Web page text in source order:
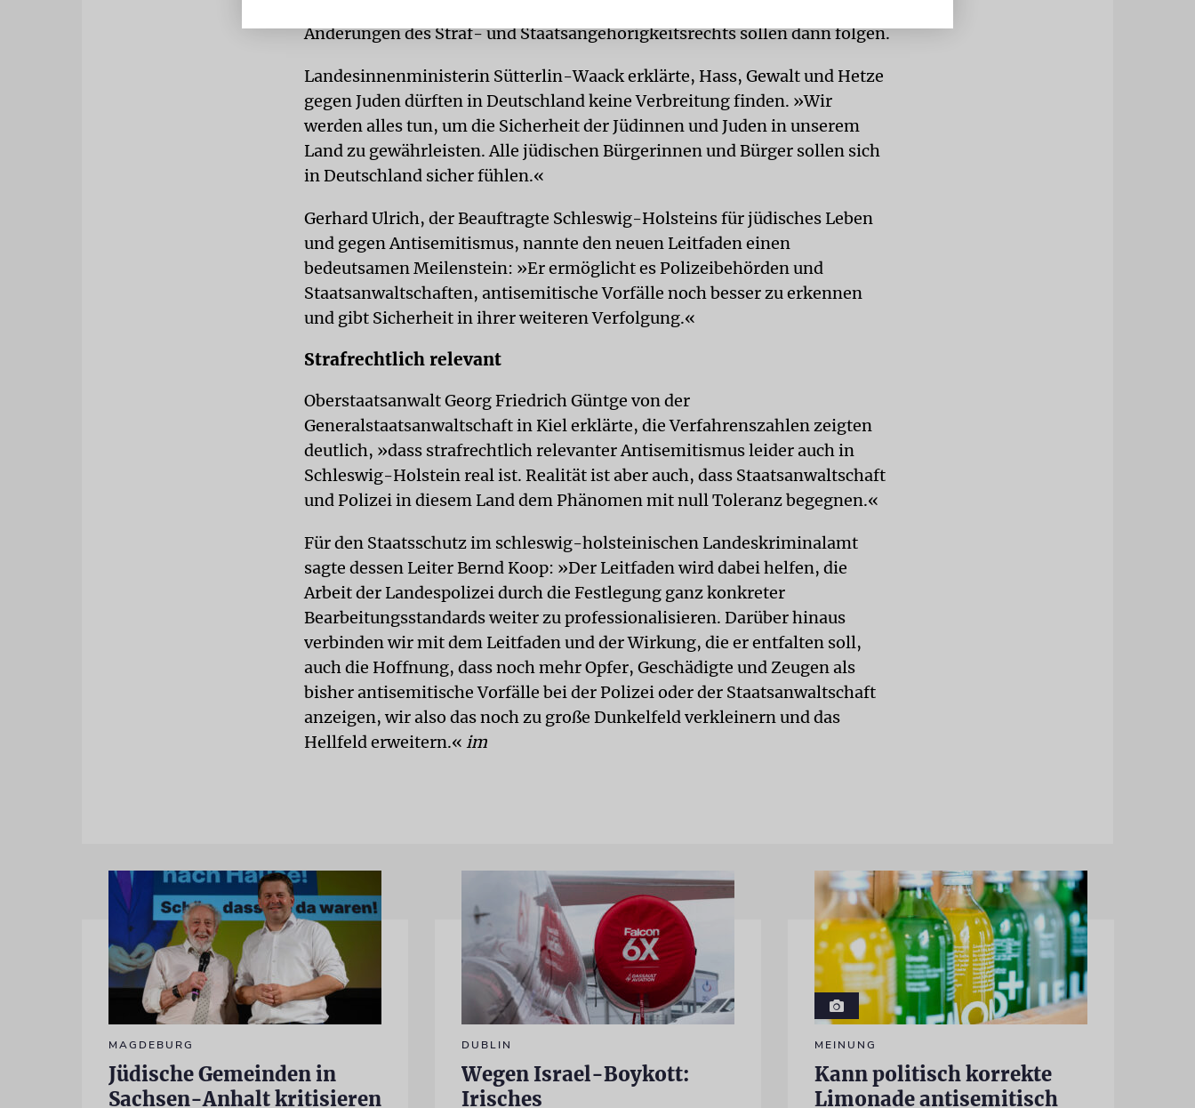
Änderungen des Straf- und Staatsangehörigkeitsrechts sollen dann folgen.
Landesinnenministerin Sütterlin-Waack erklärte, Hass, Gewalt und Hetze
gegen Juden dürften in Deutschland keine Verbreitung finden. »Wir
werden alles tun, um die Sicherheit der Jüdinnen und Juden in unserem
Land zu gewährleisten. Alle jüdischen Bürgerinnen und Bürger sollen sich
in Deutschland sicher fühlen.«
Gerhard Ulrich, der Beauftragte Schleswig-Holsteins für jüdisches Leben
und gegen Antisemitismus, nannte den neuen Leitfaden einen
bedeutsamen Meilenstein: »Er ermöglicht es Polizeibehörden und
Staatsanwaltschaften, antisemitische Vorfälle noch besser zu erkennen
und gibt Sicherheit in ihrer weiteren Verfolgung.«
Strafrechtlich relevant
Oberstaatsanwalt Georg Friedrich Güntge von der
Generalstaatsanwaltschaft in Kiel erklärte, die Verfahrenszahlen zeigten
deutlich, »dass strafrechtlich relevanter Antisemitismus leider auch in
Schleswig-Holstein real ist. Realität ist aber auch, dass Staatsanwaltschaft
und Polizei in diesem Land dem Phänomen mit null Toleranz begegnen.«
Für den Staatsschutz im schleswig-holsteinischen Landeskriminalamt
sagte dessen Leiter Bernd Koop: »Der Leitfaden wird dabei helfen, die
Arbeit der Landespolizei durch die Festlegung ganz konkreter
Bearbeitungsstandards weiter zu professionalisieren. Darüber hinaus
verbinden wir mit dem Leitfaden und der Wirkung, die er entfalten soll,
auch die Hoffnung, dass noch mehr Opfer, Geschädigte und Zeugen als
bisher antisemitische Vorfälle bei der Polizei oder der Staatsanwaltschaft
anzeigen, wir also das noch zu große Dunkelfeld verkleinern und das
Hellfeld erweitern.« im
MAGDEBURG
Jüdische Gemeinden in
Sachsen-Anhalt kritisieren
DUBLIN
Wegen Israel-Boykott:
Irisches
MEINUNG
Kann politisch korrekte
Limonade antisemitisch